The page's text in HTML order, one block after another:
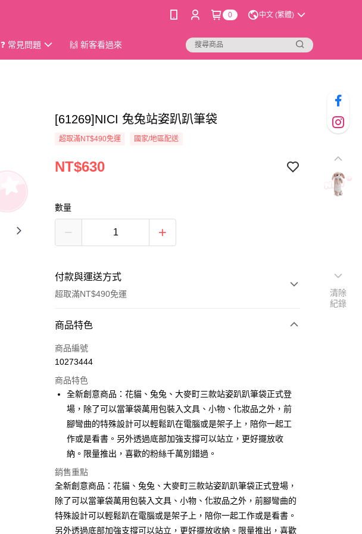
0 中文 (繁體)
❓ 常見問題 🙌 新客看過來
[61269]NICI 兔兔站姿趴趴筆袋
超取滿NT$490免運 國家/地區配送
NT$630
數量
付款與運送方式
超取滿NT$490免運
付款方式
信用卡一次付款
LINE Pay
Apple Pay
街口支付
悠遊付
AFTEE先享後付
相關說明
【關於「AFTEE先享後付」】
AFTEE先享後付是「在收到商品之後才付款」的支付方式。 讓您購物簡單
便利好安心！
ATM付款
商品特色
商品編號
10273444
商品特色
全新創意商品：花貓、兔兔、大麥町三款站姿趴趴筆袋正式登
場，除了可以當筆袋萬用包裝入文具、小物、化妝品之外，前
腳彎曲的特殊設計可以輕鬆趴在電腦或是架子上，陪你一起工
作或是看書。另外透過底部加強支撐可以站立，更好擺放收
納。限量推出，喜歡的粉絲千萬別錯過。
銷售重點
全新創意商品：花貓、兔兔、大麥町三款站姿趴趴筆袋正式登場，
除了可以當筆袋萬用包裝入文具、小物、化妝品之外，前腳彎曲的
特殊設計可以輕鬆趴在電腦或是架子上，陪你一起工作或是看書。
另外透過底部加強支撐可以站立，更好擺放收納。限量推出，喜歡
清除
紀錄